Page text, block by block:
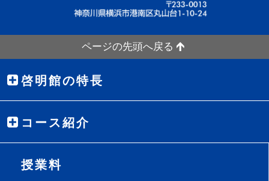
ページの先頭へ戻る
啓明館の特長
コース紹介
授業料